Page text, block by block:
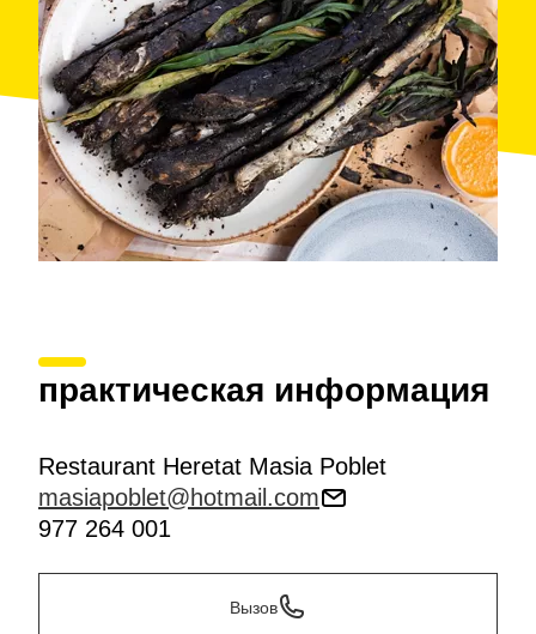
практическая информация
Restaurant Heretat Masia Poblet
masiapoblet@hotmail.com
977 264 001
Вызов